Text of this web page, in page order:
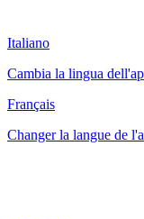
Italiano
Cambia la lingua
Français
Changer la langue de